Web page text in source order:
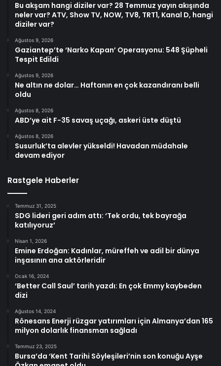
Bu akşam hangi diziler var? 28 Temmuz yayın akışında
neler var? ATV, Show TV, NOW, TV8, TRT1, Kanal D, hangi
diziler var?
Ağustos 9, 2026
Gaziantep’te ‘Narko Kapan’ Operasyonu: 548 Şüpheli
Tespit Edildi
Ağustos 9, 2026
Ne altın ne dolar… Haftanın en çok kazandıranı belli
oldu
Ağustos 8, 2026
ABD’ye ait F-35 savaş uçağı, askeri üste düştü
Ağustos 8, 2026
Susurluk’ta alevler yükseldi! Havadan müdahale
devam ediyor
Rastgele Haberler
Temmuz 31, 2025
SDG lideri geri adım attı: ‘Tek ordu, tek bayrağa
katılıyoruz’
Nisan 1, 2026
Emine Erdoğan: Kadınlar, müreffeh ve adil bir dünya
inşasının ana aktörleridir
Ocak 16, 2024
‘Better Call Saul’ tarih yazdı: En çok Emmy kaybeden
dizi
Ağustos 14, 2024
Rönesans Enerji rüzgar yatırımları için Almanya’dan 165
milyon dolarlık finansman sağladı
Temmuz 23, 2025
Bursa’da ‘Kent Tarihi Söyleşileri’nin son konuğu Ayşe